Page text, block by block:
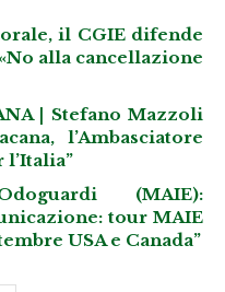
il CGIE difende
alla cancellazione
| Stefano Mazzoli
l’Ambasciatore
(MAIE):
tour MAIE
USA e Canada”